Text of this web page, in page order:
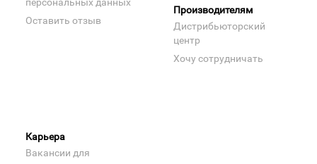
Оставить отзыв
Производителям
Дистрибьюторский
центр
Хочу сотрудничать
Карьера
Вакансии для